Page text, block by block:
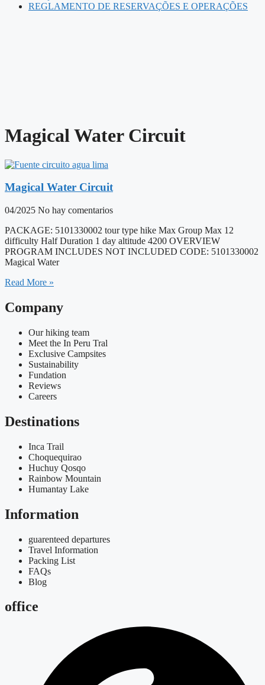
REGLAMENTO DE RESERVAÇÕES E OPERAÇÕES
Magical Water Circuit
Magical Water Circuit
04/2025 No hay comentarios
PACKAGE: 5101330002 tour type hike Max Group Max 12
difficulty Half Duration 1 day altitude 4200 OVERVIEW
PROGRAM INCLUDES NOT INCLUDED CODE: 5101330002
Magical Water
Read More »
Company
Our hiking team
Meet the In Peru Tral
Exclusive Campsites
Sustainability
Fundation
Reviews
Careers
Destinations
Inca Trail
Choquequirao
Huchuy Qosqo
Rainbow Mountain
Humantay Lake
Information
guarenteed departures
Travel Information
Packing List
FAQs
Blog
office